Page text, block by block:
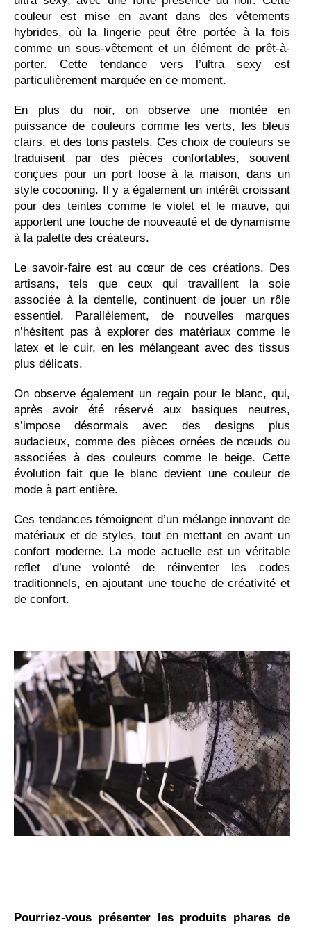
couleur est mise en avant dans des vêtements
hybrides, où la lingerie peut être portée à la fois
comme un sous-vêtement et un élément de prêt-à-
porter. Cette tendance vers l’ultra sexy est
particulièrement marquée en ce moment.
En plus du noir, on observe une montée en
puissance de couleurs comme les verts, les bleus
clairs, et des tons pastels. Ces choix de couleurs se
traduisent par des pièces confortables, souvent
conçues pour un port loose à la maison, dans un
style cocooning. Il y a également un intérêt croissant
pour des teintes comme le violet et le mauve, qui
apportent une touche de nouveauté et de dynamisme
à la palette des créateurs.
Le savoir-faire est au cœur de ces créations. Des
artisans, tels que ceux qui travaillent la soie
associée à la dentelle, continuent de jouer un rôle
essentiel. Parallèlement, de nouvelles marques
n’hésitent pas à explorer des matériaux comme le
latex et le cuir, en les mélangeant avec des tissus
plus délicats.
On observe également un regain pour le blanc, qui,
après avoir été réservé aux basiques neutres,
s’impose désormais avec des designs plus
audacieux, comme des pièces ornées de nœuds ou
associées à des couleurs comme le beige. Cette
évolution fait que le blanc devient une couleur de
mode à part entière.
Ces tendances témoignent d’un mélange innovant de
matériaux et de styles, tout en mettant en avant un
confort moderne. La mode actuelle est un véritable
reflet d’une volonté de réinventer les codes
traditionnels, en ajoutant une touche de créativité et
de confort.
Pourriez-vous présenter les produits phares de